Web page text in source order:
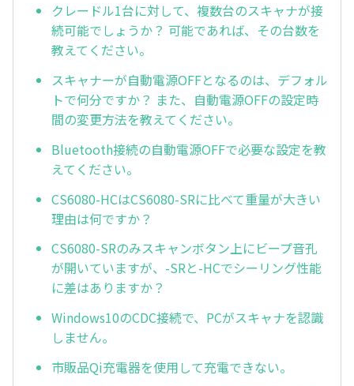
クレードル1台に対して、複数台のスキャナが接
続可能でしょうか？ 可能であれば、その台数を
教えてください。
スキャナーが自動電源OFFとなるのは、デフォル
トで何分ですか？ また、自動電源OFFの設定時
間の変更方法を教えてください。
Bluetooth接続の自動電源OFFで必要な設定を教
えてください。
CS6080-HCはCS6080-SRに比べて重量が大きい
理由は何ですか？
CS6080-SRのみスキャンボタン上にビープ音孔
が開いていますが、-SRと-HCでシーリング性能
に差はありますか？
Windows10のCDC接続で、PCがスキャナを認識
しません。
市販品Qi充電器を使用して充電できない。